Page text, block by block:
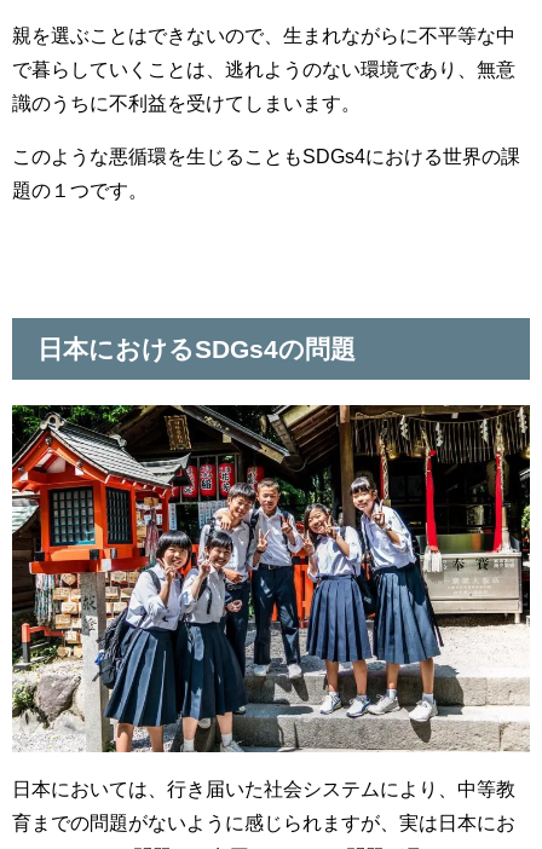
親を選ぶことはできないので、生まれながらに不平等な中
で暮らしていくことは、逃れようのない環境であり、無意
識のうちに不利益を受けてしまいます。
このような悪循環を生じることもSDGs4における世界の課
題の１つです。
日本におけるSDGs4の問題
日本においては、行き届いた社会システムにより、中等教
育までの問題がないように感じられますが、実は日本にお